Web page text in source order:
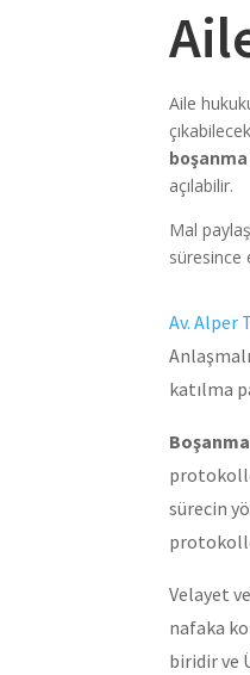
Aile
boşanma
açılabilir.
Mal
süresince
Av. Alper
katılma
Boşanma
sürecin
Velayet
nafaka
biridir ve